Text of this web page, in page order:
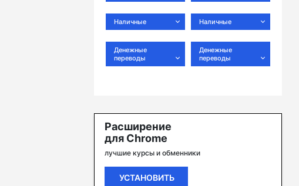
Наличные
Денежные
переводы
Наличные
Денежные
переводы
Расширение
для Chrome
лучшие курсы и обменники
УСТАНОВИТЬ